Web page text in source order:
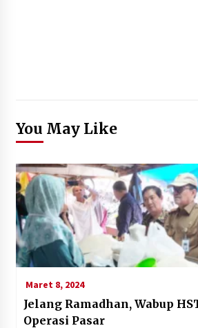
You May Like
Maret 8, 2024
Jelang Ramadhan, Wabup
Operasi Pasar